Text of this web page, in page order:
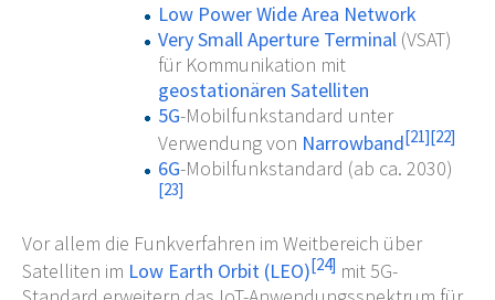
Low Power Wide Area Network
Very Small Aperture Terminal (VSAT)
für Kommunikation mit
geostationären Satelliten
5G-Mobilfunkstandard unter
Verwendung von Narrowband[21][22]
6G-Mobilfunkstandard (ab ca. 2030)
[23]
Vor allem die Funkverfahren im Weitbereich über
Satelliten im Low Earth Orbit (LEO)[24] mit 5G-